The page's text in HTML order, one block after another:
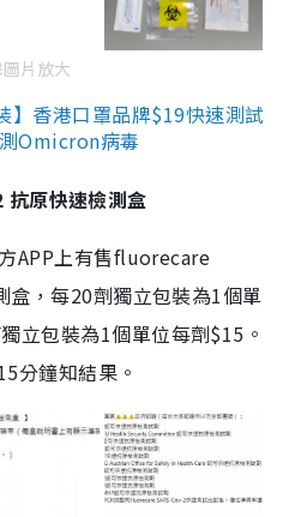
片放大
】香港口罩品牌$19快速測試
Omicron病毒
原快速檢測盒
APP上有售fluorecare
盒，每20劑獨立包裝為1個單
立包裝為1個單位每劑$15。
分鐘知結果。